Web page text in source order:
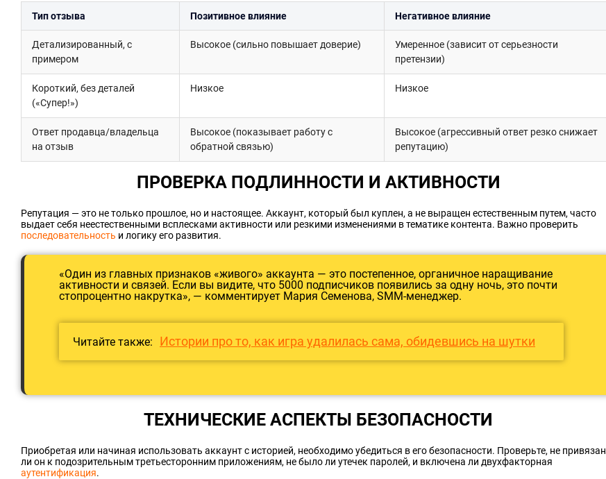
Тип отзыва Позитивное влияние Негативное влияние
Детализированный, с
примером
Высокое (сильно повышает доверие)
Умеренное (зависит от серьезности
претензии)
Короткий, без деталей
(«Супер!»)
Низкое Низкое
Ответ продавца/владельца
на отзыв
Высокое (показывает работу с
обратной связью)
Высокое (агрессивный ответ резко снижает
репутацию)
ПРОВЕРКА ПОДЛИННОСТИ И АКТИВНОСТИ
Репутация — это не только прошлое, но и настоящее. Аккаунт, который был куплен, а не выращен естественным путем, часто
выдает себя неестественными всплесками активности или резкими изменениями в тематике контента. Важно проверить
последовательность и логику его развития.
«Один из главных признаков «живого» аккаунта — это постепенное, органичное наращивание
активности и связей. Если вы видите, что 5000 подписчиков появились за одну ночь, это почти
стопроцентно накрутка», — комментирует Мария Семенова, SMM-менеджер.
Читайте также: Истории про то, как игра удалилась сама, обидевшись на шутки
ТЕХНИЧЕСКИЕ АСПЕКТЫ БЕЗОПАСНОСТИ
Приобретая или начиная использовать аккаунт с историей, необходимо убедиться в его безопасности. Проверьте, не привязан
ли он к подозрительным третьесторонним приложениям, не было ли утечек паролей, и включена ли двухфакторная
аутентификация.